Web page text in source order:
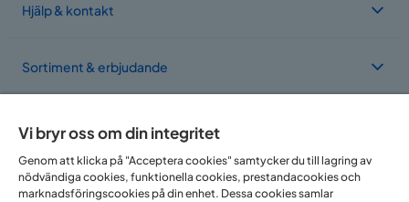
Hjälp & kontakt
Sortiment & erbjudande
Vi finns i flera länder
Vi bryr oss om din integritet
Genom att klicka på "Acceptera cookies" samtycker du till lagring av
nödvändiga cookies, funktionella cookies, prestandacookies och
marknadsföringscookies på din enhet. Dessa cookies samlar